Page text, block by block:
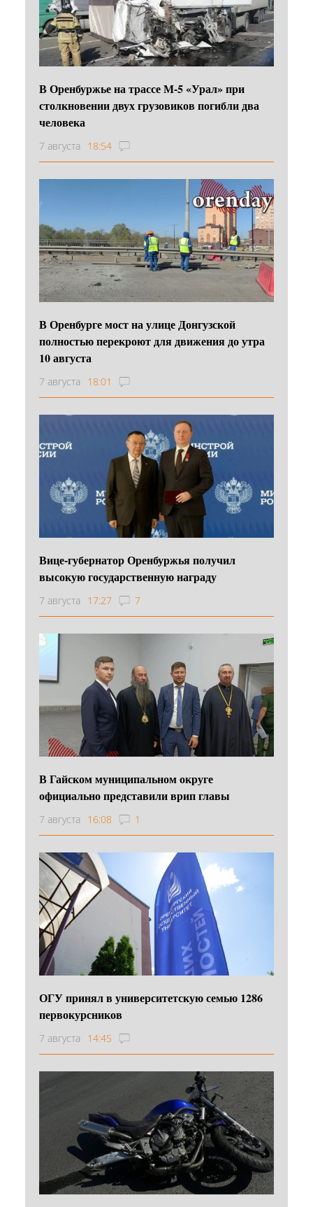
В Оренбуржье на трассе М-5 «Урал» при
столкновении двух грузовиков погибли два
человека
7 августа 18:54
В Оренбурге мост на улице Донгузской
полностью перекроют для движения до утра
10 августа
7 августа 18:01
Вице-губернатор Оренбуржья получил
высокую государственную награду
7 августа 17:27 7
В Гайском муниципальном округе
официально представили врип главы
7 августа 16:08 1
ОГУ принял в университетскую семью 1286
первокурсников
7 августа 14:45